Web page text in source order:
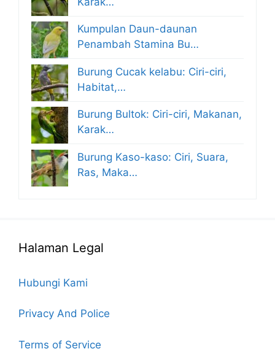
Kumpulan Daun-daunan
Penambah Stamina Bu…
Burung Cucak kelabu: Ciri-ciri,
Habitat,…
Burung Bultok: Ciri-ciri, Makanan,
Karak…
Burung Kaso-kaso: Ciri, Suara,
Ras, Maka…
Halaman Legal
Hubungi Kami
Privacy And Police
Terms of Service